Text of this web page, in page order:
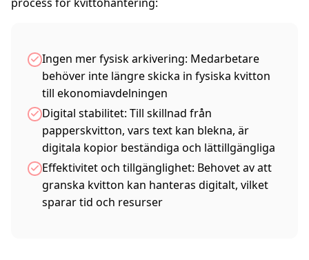
Ingen mer fysisk arkivering: Medarbetare
behöver inte längre skicka in fysiska kvitton
till ekonomiavdelningen
Digital stabilitet: Till skillnad från
papperskvitton, vars text kan blekna, är
digitala kopior beständiga och lättillgängliga
Effektivitet och tillgänglighet: Behovet av att
granska kvitton kan hanteras digitalt, vilket
sparar tid och resurser